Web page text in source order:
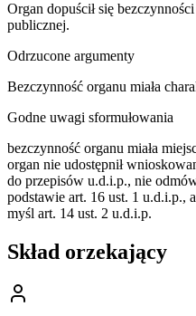
Organ dopuścił się
publicznej.
Odrzucone argumenty
Bezczynność organu miała
Godne uwagi sformułowania
bezczynność organu miała
organ nie udostępnił
do przepisów u.d.i.p., nie
podstawie art. 16 ust. 1 u.d.i.p.,
myśl art. 14 ust. 2 u.d.i.p.
Skład orzekający